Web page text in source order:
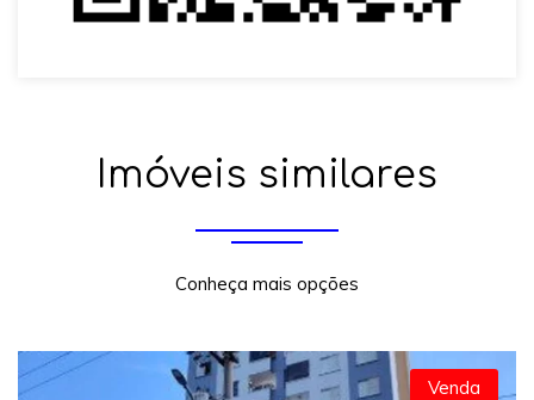
Imóveis similares
Conheça mais opções
Venda